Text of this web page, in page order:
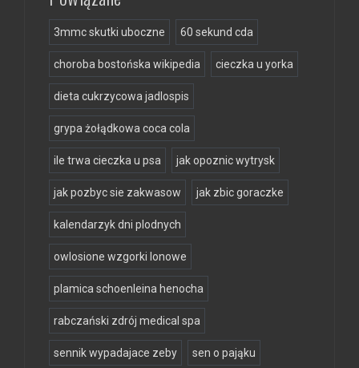
3mmc skutki uboczne 60 sekund cda
choroba bostońska wikipedia cieczka u yorka
dieta cukrzycowa jadlospis
grypa żołądkowa coca cola
ile trwa cieczka u psa jak opoznic wytrysk
jak pozbyc sie zakwasow jak zbic goraczke
kalendarzyk dni plodnych
owlosione wzgorki lonowe
plamica schoenleina henocha
rabczański zdrój medical spa
sennik wypadajace zeby sen o pająku